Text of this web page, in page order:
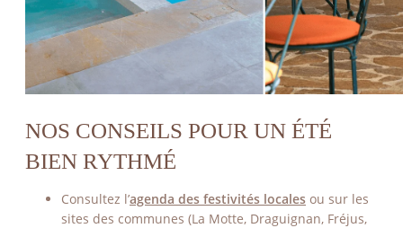
NOS CONSEILS POUR UN ÉTÉ
BIEN RYTHMÉ
Consultez l’agenda des festivités locales ou sur les
sites des communes (La Motte, Draguignan, Fréjus,